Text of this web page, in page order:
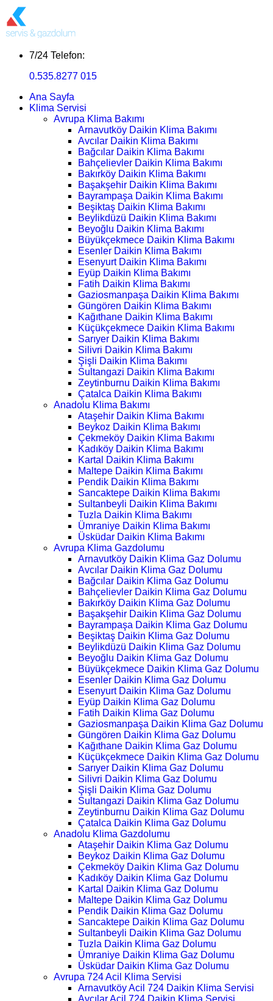
7/24 Telefon:
0.535.8277 015
Ana Sayfa
Klima Servisi
Avrupa Klima Bakımı
Arnavutköy Daikin Klima Bakımı
Avcılar Daikin Klima Bakımı
Bağcılar Daikin Klima Bakımı
Bahçelievler Daikin Klima Bakımı
Bakırköy Daikin Klima Bakımı
Başakşehir Daikin Klima Bakımı
Bayrampaşa Daikin Klima Bakımı
Beşiktaş Daikin Klima Bakımı
Beylikdüzü Daikin Klima Bakımı
Beyoğlu Daikin Klima Bakımı
Büyükçekmece Daikin Klima Bakımı
Esenler Daikin Klima Bakımı
Esenyurt Daikin Klima Bakımı
Eyüp Daikin Klima Bakımı
Fatih Daikin Klima Bakımı
Gaziosmanpaşa Daikin Klima Bakımı
Güngören Daikin Klima Bakımı
Kağıthane Daikin Klima Bakımı
Küçükçekmece Daikin Klima Bakımı
Sarıyer Daikin Klima Bakımı
Silivri Daikin Klima Bakımı
Şişli Daikin Klima Bakımı
Sultangazi Daikin Klima Bakımı
Zeytinburnu Daikin Klima Bakımı
Çatalca Daikin Klima Bakımı
Anadolu Klima Bakımı
Ataşehir Daikin Klima Bakımı
Beykoz Daikin Klima Bakımı
Çekmeköy Daikin Klima Bakımı
Kadıköy Daikin Klima Bakımı
Kartal Daikin Klima Bakımı
Maltepe Daikin Klima Bakımı
Pendik Daikin Klima Bakımı
Sancaktepe Daikin Klima Bakımı
Sultanbeyli Daikin Klima Bakımı
Tuzla Daikin Klima Bakımı
Ümraniye Daikin Klima Bakımı
Üsküdar Daikin Klima Bakımı
Avrupa Klima Gazdolumu
Arnavutköy Daikin Klima Gaz Dolumu
Avcılar Daikin Klima Gaz Dolumu
Bağcılar Daikin Klima Gaz Dolumu
Bahçelievler Daikin Klima Gaz Dolumu
Bakırköy Daikin Klima Gaz Dolumu
Başakşehir Daikin Klima Gaz Dolumu
Bayrampaşa Daikin Klima Gaz Dolumu
Beşiktaş Daikin Klima Gaz Dolumu
Beylikdüzü Daikin Klima Gaz Dolumu
Beyoğlu Daikin Klima Gaz Dolumu
Büyükçekmece Daikin Klima Gaz Dolumu
Esenler Daikin Klima Gaz Dolumu
Esenyurt Daikin Klima Gaz Dolumu
Eyüp Daikin Klima Gaz Dolumu
Fatih Daikin Klima Gaz Dolumu
Gaziosmanpaşa Daikin Klima Gaz Dolumu
Güngören Daikin Klima Gaz Dolumu
Kağıthane Daikin Klima Gaz Dolumu
Küçükçekmece Daikin Klima Gaz Dolumu
Sarıyer Daikin Klima Gaz Dolumu
Silivri Daikin Klima Gaz Dolumu
Şişli Daikin Klima Gaz Dolumu
Sultangazi Daikin Klima Gaz Dolumu
Zeytinburnu Daikin Klima Gaz Dolumu
Çatalca Daikin Klima Gaz Dolumu
Anadolu Klima Gazdolumu
Ataşehir Daikin Klima Gaz Dolumu
Beykoz Daikin Klima Gaz Dolumu
Çekmeköy Daikin Klima Gaz Dolumu
Kadıköy Daikin Klima Gaz Dolumu
Kartal Daikin Klima Gaz Dolumu
Maltepe Daikin Klima Gaz Dolumu
Pendik Daikin Klima Gaz Dolumu
Sancaktepe Daikin Klima Gaz Dolumu
Sultanbeyli Daikin Klima Gaz Dolumu
Tuzla Daikin Klima Gaz Dolumu
Ümraniye Daikin Klima Gaz Dolumu
Üsküdar Daikin Klima Gaz Dolumu
Avrupa 724 Acil Klima Servisi
Arnavutköy Acil 724 Daikin Klima Servisi
Avcılar Acil 724 Daikin Klima Servisi